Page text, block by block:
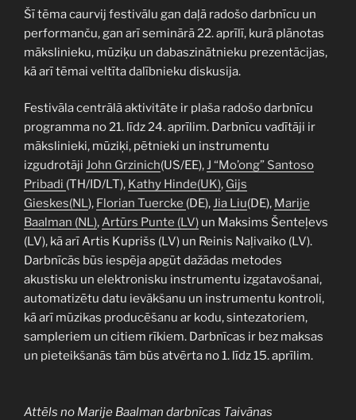
Šī tēma caurvij festivālu gan daļā radošo darbnīcu un
performanču, gan arī seminārā 22. aprīlī, kurā plānotas
mākslinieku, mūziķu un dabaszinātnieku prezentācijas,
kā arī tēmai veltīta dalībnieku diskusija.
Festivāla centrālā aktivitāte ir plaša radošo darbnīcu
programma no 21. līdz 24. aprīlim. Darbnīcu vadītāji ir
mākslinieki, mūziķi, pētnieki un instrumentu
izgudrotāji John Grzinich(US/EE),J “Mo’ong” Santoso
Pribadi (TH/ID/LT), Kathy Hinde(UK), Gijs
Gieskes(NL), Florian Tuercke (DE),Jia Liu(DE), Marije
Baalman (NL),Artūrs Punte (LV) un Maksims Šenteļevs
(LV), kā arī Artis Kuprišs (LV) un Reinis Naļivaiko (LV).
Darbnīcās būs iespēja apgūt dažādas metodes
akustisku un elektronisku instrumentu izgatavošanai,
automatizētu datu ievākšanu un instrumentu kontroli,
kā arī mūzikas producēšanu ar kodu, sintezatoriem,
sampleriem un citiem rīkiem. Darbnīcas ir bez maksas
un pieteikšanās tām būs atvērta no 1. līdz 15. aprīlim.
Attēls no Marije Baalman darbnīcas Taivānas